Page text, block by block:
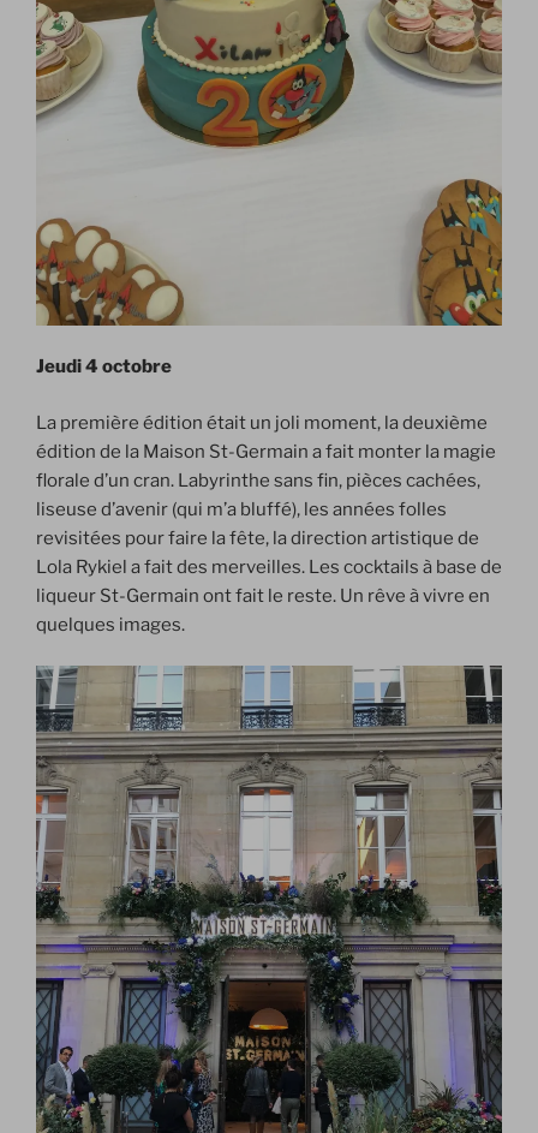
Jeudi 4 octobre
La première édition était un joli moment, la deuxième
édition de la Maison St-Germain a fait monter la magie
florale d’un cran. Labyrinthe sans fin, pièces cachées,
liseuse d’avenir (qui m’a bluffé), les années folles
revisitées pour faire la fête, la direction artistique de
Lola Rykiel a fait des merveilles. Les cocktails à base de
liqueur St-Germain ont fait le reste. Un rêve à vivre en
quelques images.